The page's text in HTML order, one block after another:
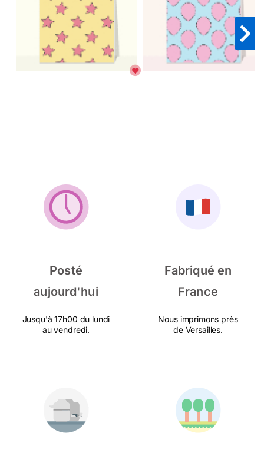
Posté
aujourd'hui
Jusqu'à 17h00 du lundi
au vendredi.
Fabriqué en
France
Nous imprimons près
de Versailles.